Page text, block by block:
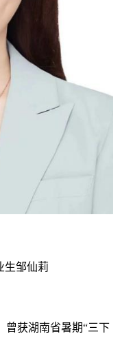
生邹仙莉
曾获湖南省暑期“三下